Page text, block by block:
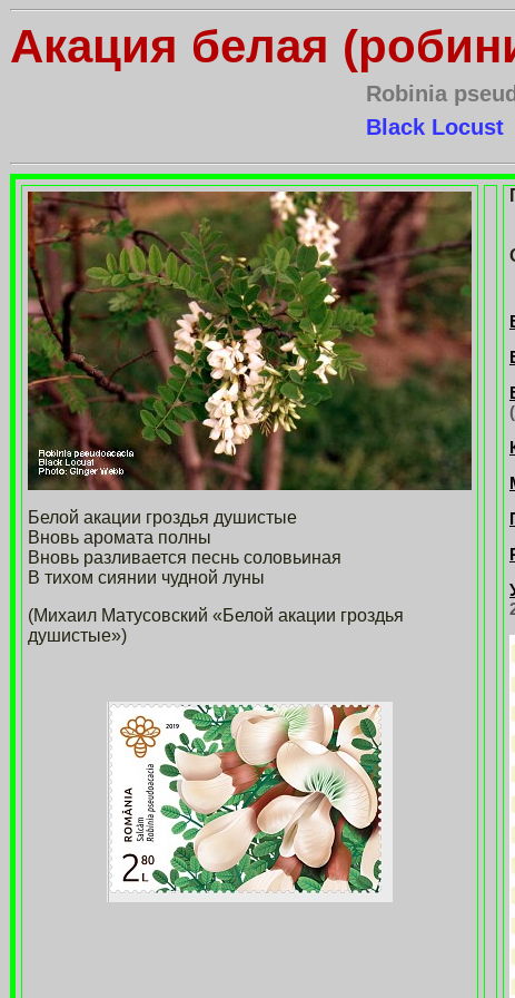
Акация белая
Robinia
Black Locust
Белой акации гроздья душистые
Вновь аромата полны
Вновь разливается песнь соловьиная
В тихом сиянии чудной луны
(Михаил Матусовский «Белой акации гроздья
душистые»)
(